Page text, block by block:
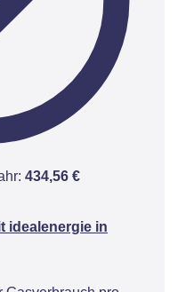
434,56 €
idealenergie in